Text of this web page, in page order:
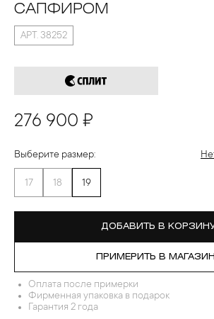
САПФИРОМ
АРТ. 38252
276 900 ₽
Выберите размер:
17 18 19
ДОБАВИТЬ В
ПРИМЕРИТЬ В
Оплата после примерки
Фирменная упаковка в подарок
Гарантия 2 года